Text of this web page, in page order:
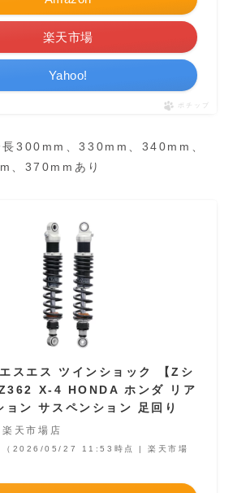
楽天市場
Yahoo!
ポチップ
長300mm、330mm、340mm、
、370mmあり
スエス ツインショック 【Zシ
X-4 HONDA ホンダ リア
ョン サスペンション 足回り
天市場店
（2026/05/27 11:53時点 | 楽天市場